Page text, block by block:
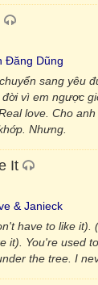
Đăng Dũng
sang yêu
vì em ngược
love. Cho
Nhưng.
It
& Janieck
have to like it).
it). You're used
the tree. I